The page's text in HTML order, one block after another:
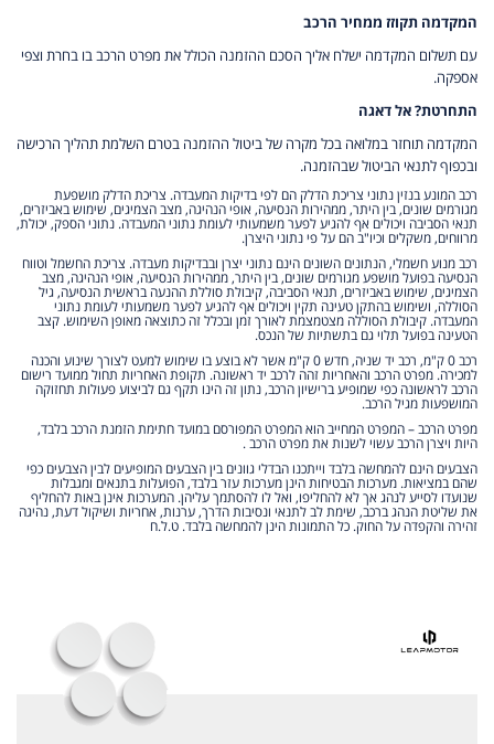
המקדמה תקוזז ממחיר הרכב
עם תשלום המקדמה ישלח אליך הסכם ההזמנה הכולל את מפרט הרכב בו בחרת וצפי
אספקה.
התחרטת? אל דאגה
המקדמה תוחזר במלואה בכל מקרה של ביטול ההזמנה בטרם השלמת תהליך הרכישה
ובכפוף לתנאי הביטול שבהזמנה.
רכב המונע בנזין נתוני צריכת הדלק הם לפי בדיקות המעבדה. צריכת הדלק מושפעת
מגורמים שונים, בין היתר, ממהירות הנסיעה, אופי הנהיגה, מצב הצמיגים, שימוש באביזרים,
תנאי הסביבה ויכולים אף להגיע לפער משמעותי לעומת נתוני המעבדה. נתוני הספק, יכולת,
מרווחים, משקלים וכיו"ב הם על פי נתוני היצרן.
רכב מנוע חשמלי, הנתונים השונים הינם נתוני יצרן ובבדיקות מעבדה. צריכת החשמל וטווח
הנסיעה בפועל מושפע מגורמים שונים, בין היתר, ממהירות הנסיעה, אופי הנהיגה, מצב
הצמיגים, שימוש באביזרים, תנאי הסביבה, קיבולת סוללת ההנעה בראשית הנסיעה, גיל
הסוללה, ושימוש בהתקן טעינה תקין ויכולים אף להגיע לפער משמעותי לעומת נתוני
המעבדה. קיבולת הסוללה מצטמצמת לאורך זמן ובכלל זה כתוצאה מאופן השימוש. קצב
הטעינה בפועל תלוי גם בתשתיות של הנכס.
רכב 0 ק"מ, רכב יד שניה, חדש 0 ק"מ אשר לא בוצע בו שימוש למעט לצורך שינוע והכנה
למכירה. מפרט הרכב והאחריות זהה לרכב יד ראשונה. תקופת האחריות תחול ממועד רישום
הרכב לראשונה כפי שמופיע ברישיון הרכב, נתון זה הינו תקף גם לביצוע פעולות תחזוקה
המושפעות מגיל הרכב.
מפרט הרכב – המפרט המחייב הוא המפרט המפורסם במועד חתימת הזמנת הרכב בלבד,
היות ויצרן הרכב עשוי לשנות את מפרט הרכב .
הצבעים הינם להמחשה בלבד וייתכנו הבדלי גוונים בין הצבעים המופיעים לבין הצבעים כפי
שהם במציאות. מערכות הבטיחות הינן מערכות עזר בלבד, הפועלות בתנאים ומגבלות
שנועדו לסייע לנהג אך לא להחליפו, ואל לו להסתמך עליהן. המערכות אינן באות להחליף
את שליטת הנהג ברכב, שימת לב לתנאי ונסיבות הדרך, ערנות, אחריות ושיקול דעת, נהיגה
זהירה והקפדה על החוק. כל התמונות הינן להמחשה בלבד. ט.ל.ח